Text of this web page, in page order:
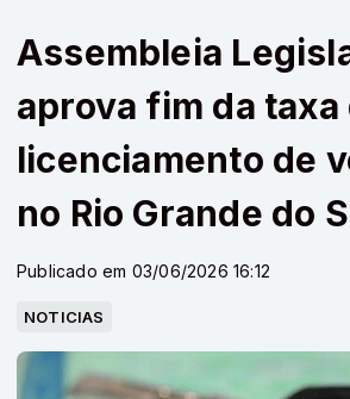
Assembleia
aprova fim da taxa
licenciamento de
no Rio Grande do
Publicado em 03/06/2026 16:12
NOTICIAS